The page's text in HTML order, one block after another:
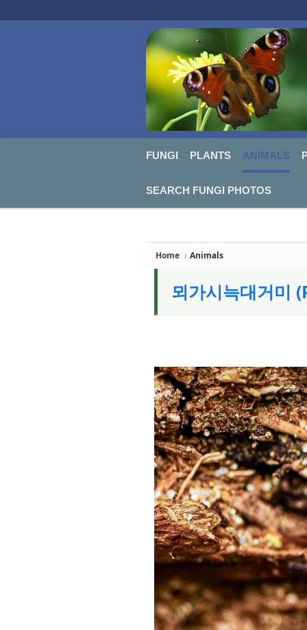
FUNGI PLANTS ANIMALS
SEARCH FUNGI PHOTOS
Home Animals
뫼가시늑대거미
Sketchbook5, 스케치북5
Sketchbook5, 스케치북5